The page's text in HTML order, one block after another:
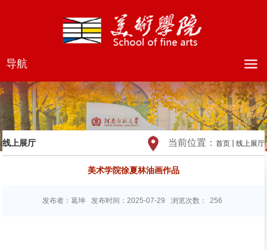
导航
线上展厅 当前位置： 首页 线上展厅
美术学院徐夏林油画作品
发布者：葛坤 发布时间：2025-07-29 浏览次数： 256